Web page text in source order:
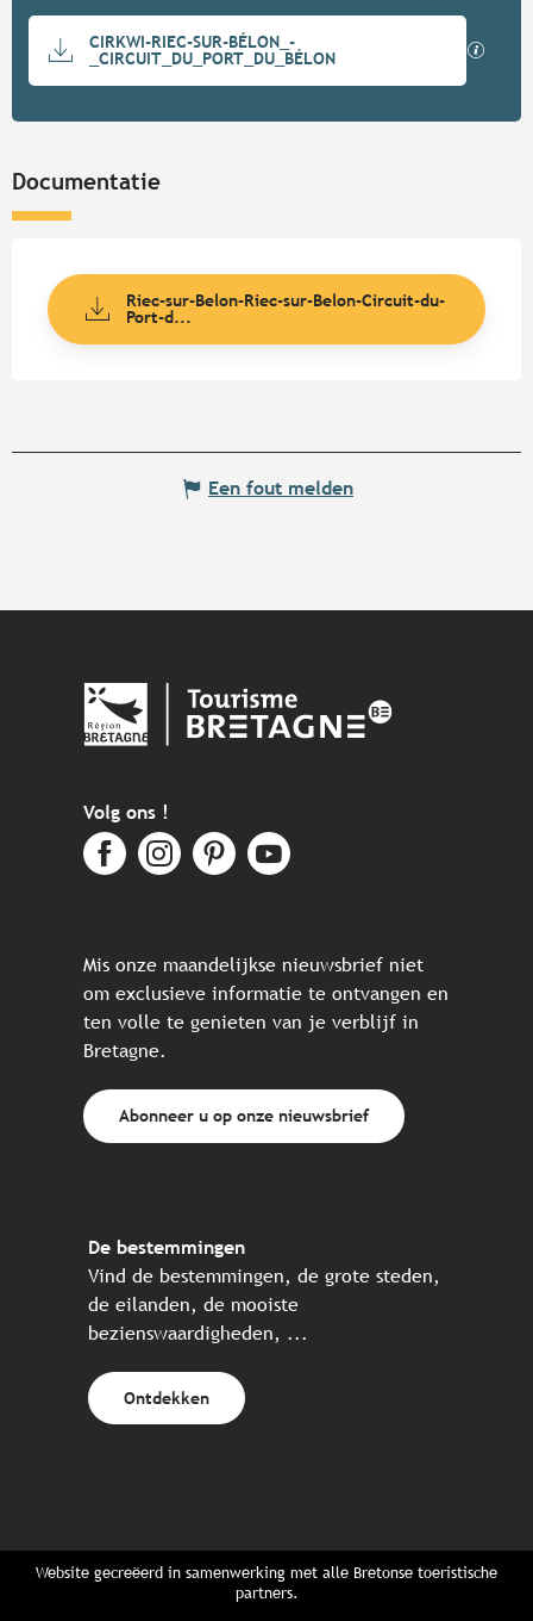
Documentatie
CIRKWI-RIEC-SUR-BÉLON_-
_CIRCUIT_DU_PORT_DU_BÉLON
Met
Documentatie
Riec-sur-Belon-Riec-sur-Belon-Circuit-du-
Port-d...
Een fout melden
Volg ons !
Mis onze maandelijkse nieuwsbrief niet
om exclusieve informatie te ontvangen en
ten volle te genieten van je verblijf in
Bretagne.
Abonneer u op onze nieuwsbrief
De bestemmingen
Vind de bestemmingen, de grote steden,
de eilanden, de mooiste
bezienswaardigheden, ...
Ontdekken
Website gecreëerd in samenwerking met alle Bretonse toeristische
partners.